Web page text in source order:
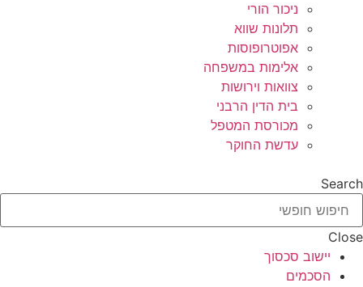
ניכור הורי
תלונות שווא
אפוטרופוסות
אלימות במשפחה
צוואות וירושות
בית הדין הרבני
מכורסת המטפל
עדשת החוקר
Search
Close
יישוב סכסוך
הסכמים